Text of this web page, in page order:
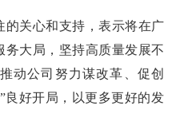
关心和支持，表示将在广
务大局，坚持高质量发展不
动公司努力谋改革、促创
良好开局，以更多更好的发